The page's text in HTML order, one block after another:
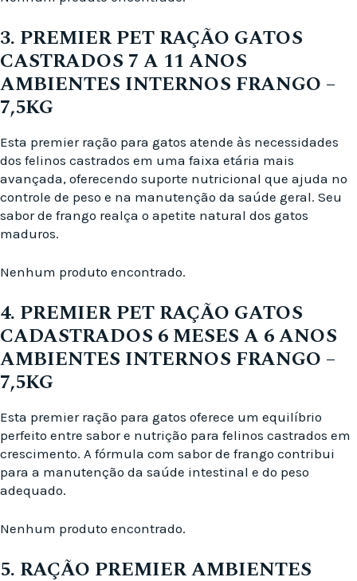
3. PREMIER PET RAÇÃO GATOS
CASTRADOS 7 A 11 ANOS
AMBIENTES INTERNOS FRANGO –
7,5KG
Esta premier ração para gatos atende às necessidades
dos felinos castrados em uma faixa etária mais
avançada, oferecendo suporte nutricional que ajuda no
controle de peso e na manutenção da saúde geral. Seu
sabor de frango realça o apetite natural dos gatos
maduros.
Nenhum produto encontrado.
4. PREMIER PET RAÇÃO GATOS
CADASTRADOS 6 MESES A 6 ANOS
AMBIENTES INTERNOS FRANGO –
7,5KG
Esta premier ração para gatos oferece um equilíbrio
perfeito entre sabor e nutrição para felinos castrados em
crescimento. A fórmula com sabor de frango contribui
para a manutenção da saúde intestinal e do peso
adequado.
Nenhum produto encontrado.
5. RAÇÃO PREMIER AMBIENTES